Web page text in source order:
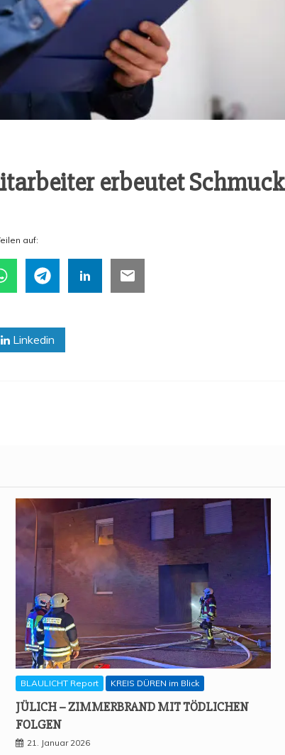
erbeu­tet Schmuck
auf:
Linkedin
BLAULICHT Report KREIS DÜREN im Blick
JÜLICH – ZIM­MER­BRAND MIT TÖD­LI­CHEN
FOLGEN
21. Januar 2026